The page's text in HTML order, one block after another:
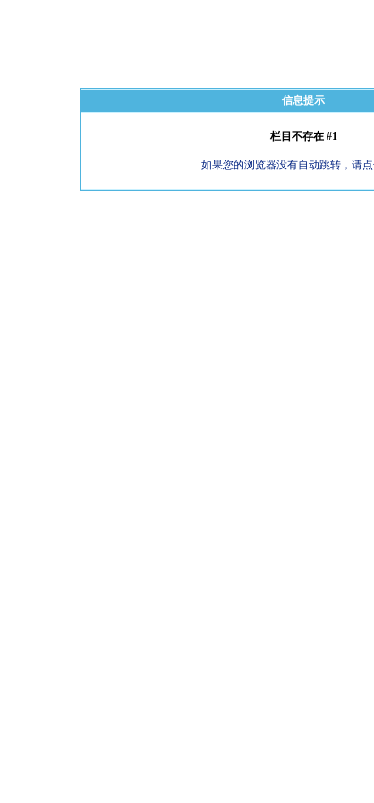
信息提示
栏目不存在 #1
如果您的浏览器没有自动跳转，请